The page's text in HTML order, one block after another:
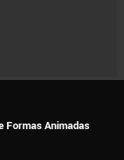
Formas Animadas